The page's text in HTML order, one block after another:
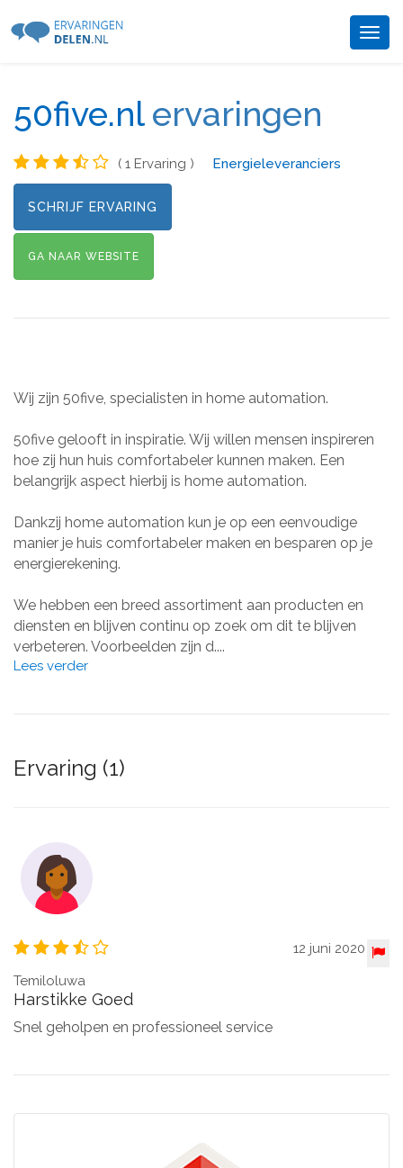
50five.nlervaringen
( 1 Ervaring ) Energieleveranciers
SCHRIJF ERVARING
GA NAAR WEBSITE
Wij zijn 50five, specialisten in home automation.
50five gelooft in inspiratie. Wij willen mensen inspireren
hoe zij hun huis comfortabeler kunnen maken. Een
belangrijk aspect hierbij is home automation.
Dankzij home automation kun je op een eenvoudige
manier je huis comfortabeler maken en besparen op je
energierekening.
We hebben een breed assortiment aan producten en
diensten en blijven continu op zoek om dit te blijven
verbeteren. Voorbeelden zijn d....
Lees verder
Ervaring (1)
12 juni 2020
Temiloluwa
Harstikke Goed
Snel geholpen en professioneel service